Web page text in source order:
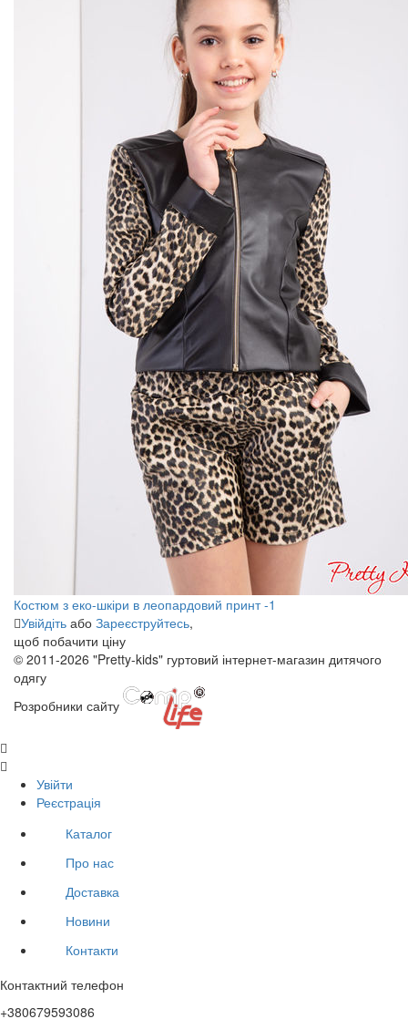
Костюм з еко-шкіри в леопардовий принт -1
Увійдіть або Зареєструйтесь,
щоб побачити ціну
© 2011-2026 "Pretty-kids" гуртовий інтернет-магазин дитячого
одягу
Розробники сайту
Увійти
Реєстрація
Каталог
Про нас
Доставка
Новини
Контакти
Контактний телефон
+380679593086